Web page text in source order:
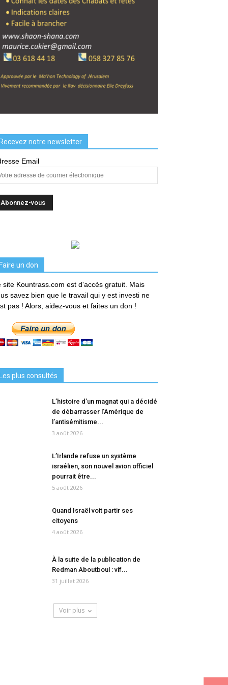
Recevez notre newsletter
Email
Faire un don
site Kountrass.com est d'accès gratuit. Mais
savez bien que le travail qui y est investi ne
pas ! Alors, aidez-vous et faites un don !
Les plus consultés
L’histoire d’un magnat qui a décidé
de débarrasser l’Amérique de
l’antisémitisme...
3 août 2026
L’Irlande refuse un système
israélien, son nouvel avion officiel
pourrait être...
5 août 2026
Quand Israël voit partir ses
citoyens
4 août 2026
À la suite de la publication de
Redman Aboutboul : vif...
31 juillet 2026
Voir plus